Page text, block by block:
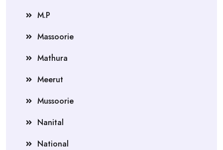
M.P
Massoorie
Mathura
Meerut
Mussoorie
Nanital
National